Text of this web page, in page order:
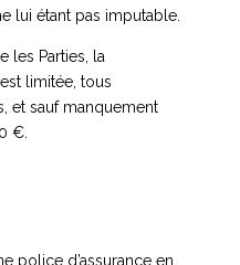
lui étant pas imputable.
les Parties, la
limitée, tous
et sauf manquement
€.
police d’assurance en